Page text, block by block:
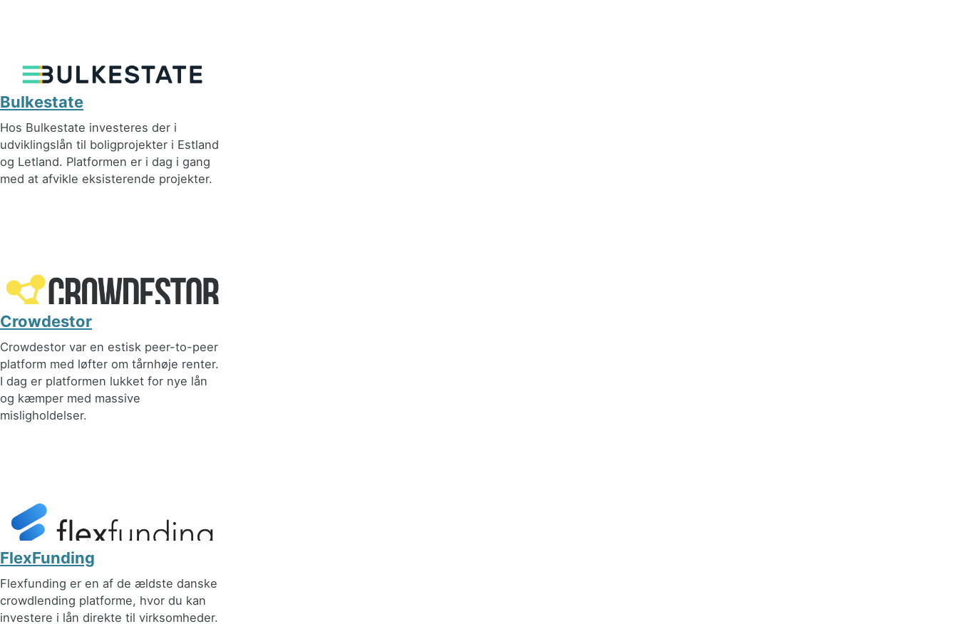
Bulkestate
Hos Bulkestate investeres der i
udviklingslån til boligprojekter i Estland
og Letland. Platformen er i dag i gang
med at afvikle eksisterende projekter.
Crowdestor
Crowdestor var en estisk peer-to-peer
platform med løfter om tårnhøje renter.
I dag er platformen lukket for nye lån
og kæmper med massive
misligholdelser.
FlexFunding
Flexfunding er en af de ældste danske
crowdlending platforme, hvor du kan
investere i lån direkte til virksomheder.